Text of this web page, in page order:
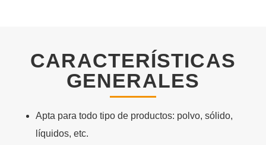
CARACTERÍSTICAS
GENERALES
Apta para todo tipo de productos: polvo, sólido,
líquidos, etc.